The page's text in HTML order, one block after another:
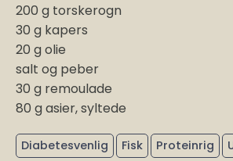
200 g torskerogn
30 g kapers
20 g olie
salt og peber
30 g remoulade
80 g asier, syltede
Diabetesvenlig Fisk Proteinrig